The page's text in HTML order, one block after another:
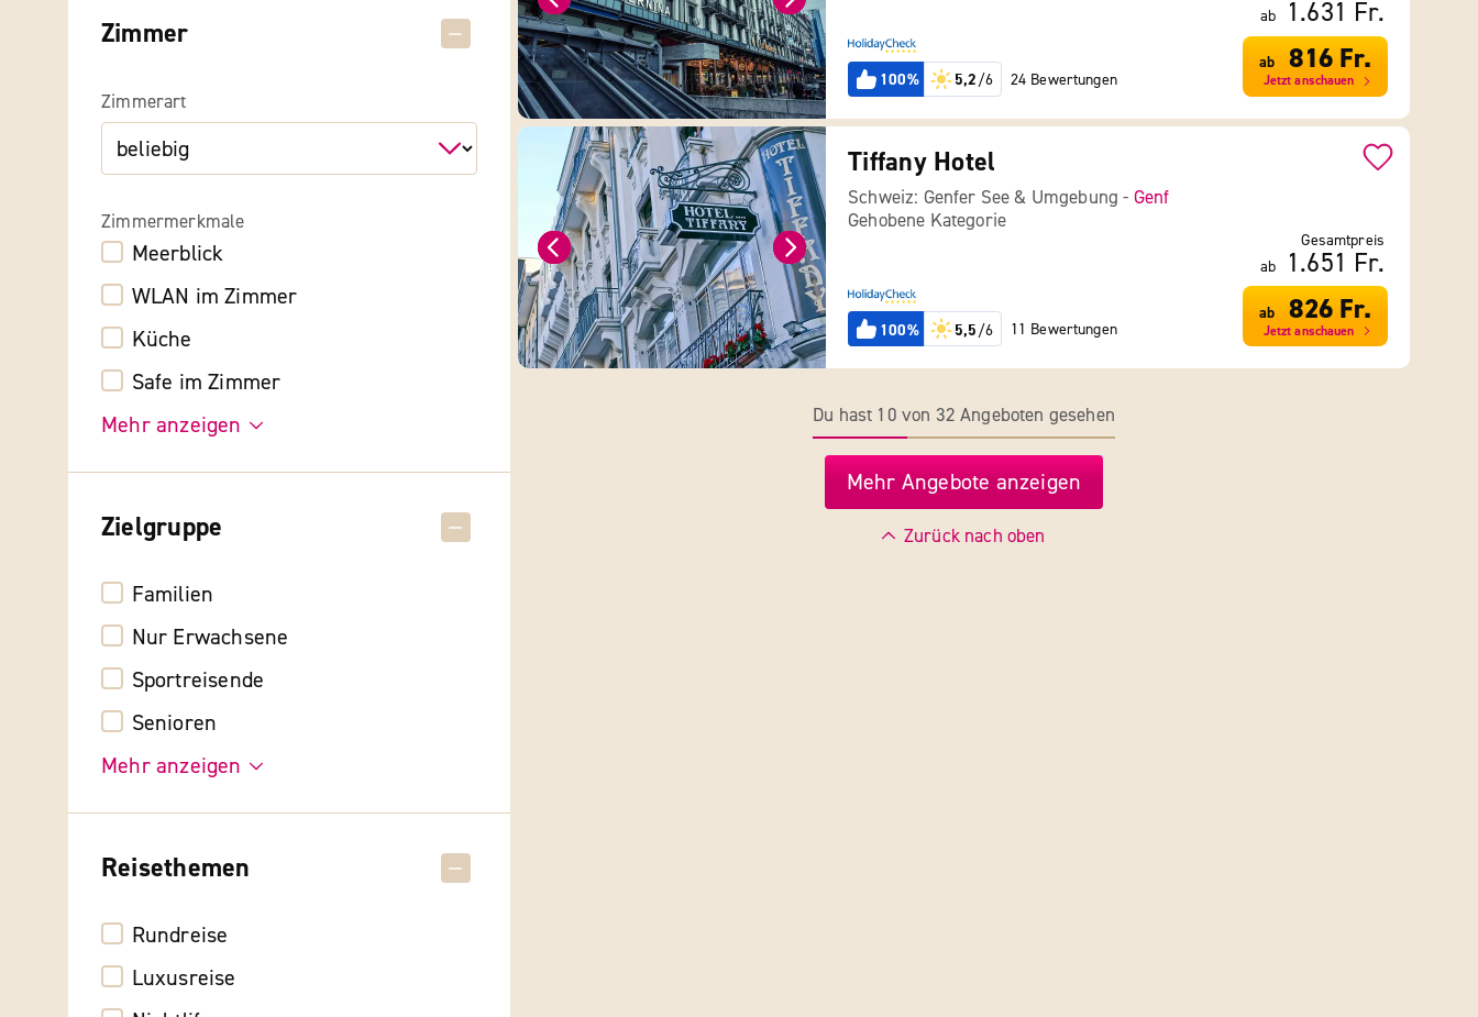
Zimmer
Zimmerart
Zimmermerkmale
Meerblick
WLAN im Zimmer
Küche
Safe im Zimmer
Mehr anzeigen
Zielgruppe
Familien
Nur Erwachsene
Sportreisende
Senioren
Mehr anzeigen
Reisethemen
Rundreise
Luxusreise
100% 5,2/6 24 Bewertungen
ab
1.631 Fr.
ab 816 Fr.
Jetzt anschauen
Tiffany Hotel
Schweiz: Genfer See & Umgebung - Genf
Gehobene Kategorie
100% 5,5/6 11 Bewertungen
Gesamtpreis
ab
1.651 Fr.
ab 826 Fr.
Jetzt anschauen
Du hast 10 von 32 Angeboten gesehen
Mehr Angebote anzeigen
Zurück nach oben